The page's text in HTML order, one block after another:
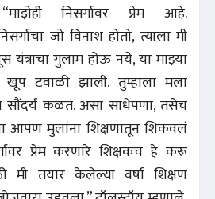
निसर्गावर प्रेम आहे.
जो विनाश होतो, त्याला मी
गुलाम होऊ नये, या माझ्या
खूप टवाळी झाली. तुम्हाला मला
सौंदर्य कळतं. असा साधेपणा, तसेच
आपण मुलांना शिक्षणातून शिकवलं
प्रेम करणारे शिक्षकच हे करू
मी तयार केलेल्या वर्षा शिक्षण